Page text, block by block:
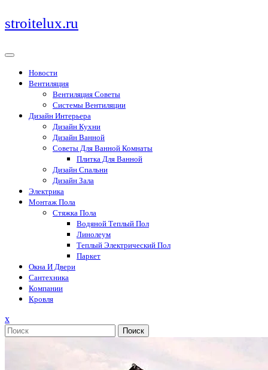
Перейти
к
stroitelux.ru
Новости
Вентиляция
Вентиляция Советы
Системы Вентиляции
Дизайн Интерьера
Дизайн Кухни
Дизайн Ванной
Советы Для Ванной Комнаты
Плитка Для Ванной
Дизайн Спальни
Дизайн Зала
Электрика
Монтаж Пола
Стяжка Пола
Водяной Теплый Пол
Линолеум
Теплый Электрический Пол
Паркет
Окна И Двери
Сантехника
Компании
Кровля
xЗакрыть
меню
Поиск